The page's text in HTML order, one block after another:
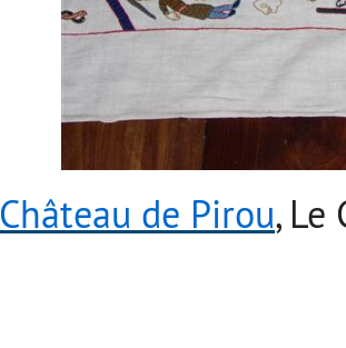
Château de Pirou, Le